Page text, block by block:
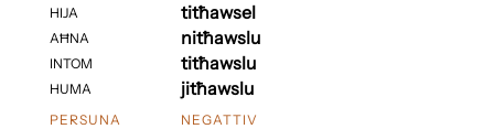
HIJA
AĦNA
INTOM
HUMA
titħawsel
nitħawslu
titħawslu
jitħawslu
PERSUNA
NEGATTIV